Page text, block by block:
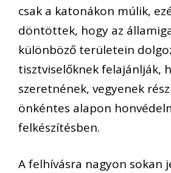
csak a katonákon múlik,
döntöttek, hogy az
különböző területein
tisztviselőknek felajánlják,
szeretnének, vegyenek
önkéntes alapon
felkészítésben.
A felhívásra nagyon sokan